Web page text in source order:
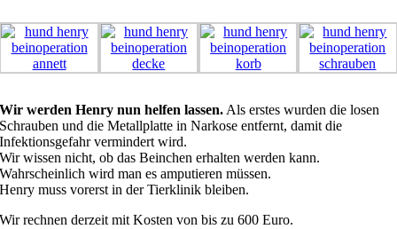
Wir werden Henry nun helfen lassen. Als erstes wurden die losen
Schrauben und die Metallplatte in Narkose entfernt, damit die
Infektionsgefahr vermindert wird.
Wir wissen nicht, ob das Beinchen erhalten werden kann.
Wahrscheinlich wird man es amputieren müssen.
Henry muss vorerst in der Tierklinik bleiben.
Wir rechnen derzeit mit Kosten von bis zu 600 Euro.